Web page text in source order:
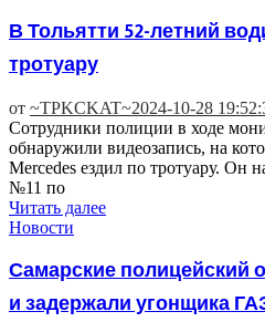
В Тольятти 52-летний
тротуару
от ~TPKCKAT~2024-10-28
Сотрудники полиции в ходе
обнаружили видеозапись, на
Mercedes ездил по тротуару.
№11 по
Читать далее
Новости
Самарские полицейский
и задержали угонщика